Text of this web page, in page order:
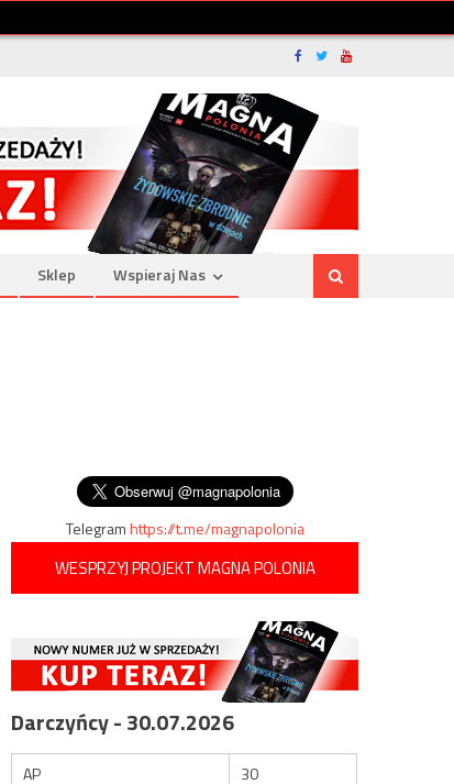
Sklep Wspieraj Nas
Telegramhttps://t.me/magnapolonia
WESPRZYJ PROJEKT MAGNA POLONIA
Darczyńcy - 30.07.2026
AP
30